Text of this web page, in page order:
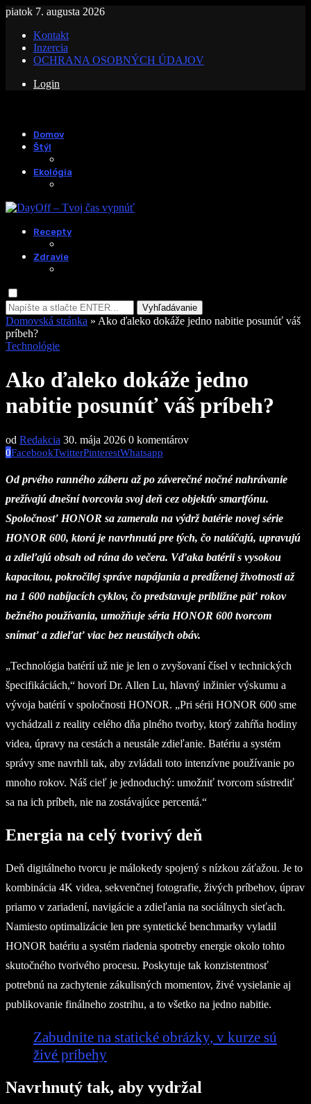
piatok 7. augusta 2026
Kontakt
Inzercia
OCHRANA OSOBNÝCH ÚDAJOV
Login
Domov
Štýl
Ekológia
Recepty
Zdravie
Vyhľadávanie
Domovská stránka » Ako ďaleko dokáže jedno nabitie posunúť váš
príbeh?
Technológie
Ako ďaleko dokáže jedno
nabitie posunúť váš príbeh?
od Redakcia 30. mája 2026 0 komentárov
0FacebookTwitterPinterestWhatsapp
Od prvého ranného záberu až po záverečné nočné nahrávanie
prežívajú dnešní tvorcovia svoj deň cez objektív smartfónu.
Spoločnosť HONOR sa zamerala na výdrž batérie novej série
HONOR 600, ktorá je navrhnutá pre tých, čo natáčajú, upravujú
a zdieľajú obsah od rána do večera. Vďaka batérii s vysokou
kapacitou, pokročilej správe napájania a predĺženej životnosti až
na 1 600 nabíjacích cyklov, čo predstavuje približne päť rokov
bežného používania, umožňuje séria HONOR 600 tvorcom
snímať a zdieľať viac bez neustálych obáv.
„Technológia batérií už nie je len o zvyšovaní čísel v technických
špecifikáciách,“ hovorí Dr. Allen Lu, hlavný inžinier výskumu a
vývoja batérií v spoločnosti HONOR. „Pri sérii HONOR 600 sme
vychádzali z reality celého dňa plného tvorby, ktorý zahŕňa hodiny
videa, úpravy na cestách a neustále zdieľanie. Batériu a systém
správy sme navrhli tak, aby zvládali toto intenzívne používanie po
mnoho rokov. Náš cieľ je jednoduchý: umožniť tvorcom sústrediť
sa na ich príbeh, nie na zostávajúce percentá.“
Energia na celý tvorivý deň
Deň digitálneho tvorcu je málokedy spojený s nízkou záťažou. Je to
kombinácia 4K videa, sekvenčnej fotografie, živých príbehov, úprav
priamo v zariadení, navigácie a zdieľania na sociálnych sieťach.
Namiesto optimalizácie len pre syntetické benchmarky vyladil
HONOR batériu a systém riadenia spotreby energie okolo tohto
skutočného tvorivého procesu. Poskytuje tak konzistentnosť
potrebnú na zachytenie zákulisných momentov, živé vysielanie aj
publikovanie finálneho zostrihu, a to všetko na jedno nabitie.
Zabudnite na statické obrázky, v kurze sú
živé príbehy
Navrhnutý tak, aby vydržal